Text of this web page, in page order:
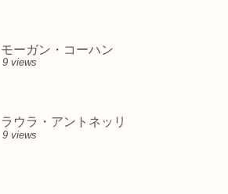
モーガン・コーハン
9 views
ラウラ・アントネッリ
9 views